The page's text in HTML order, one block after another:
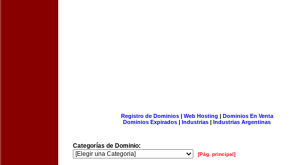
Registro de Dominios| Web Hosting | Dominios En Venta
Dominios Expirados | Industrias | Industrias Argentinas
Categorías de Dominio:
[Pág. principal]